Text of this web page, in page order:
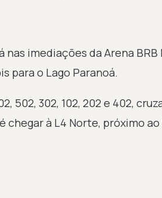
imediações da Arena BRB
para o Lago Paranoá.
502, 302, 102, 202 e 402,
chegar à L4 Norte, próximo